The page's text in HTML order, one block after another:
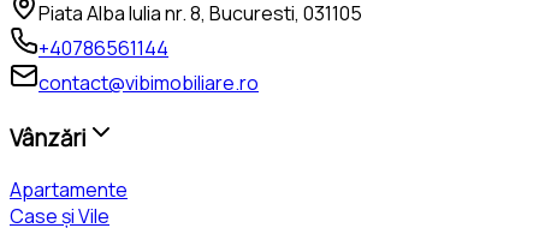
Piata Alba Iulia nr. 8, Bucuresti, 031105
+40786561144
contact@vibimobiliare.ro
Vânzări
Apartamente
Case și Vile